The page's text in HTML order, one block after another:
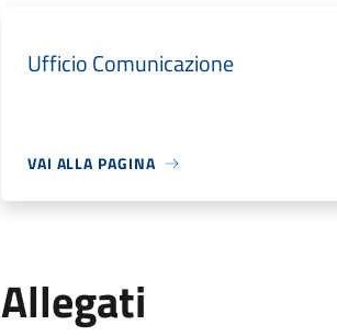
Ufficio Comunicazione
VAI ALLA PAGINA
Allegati